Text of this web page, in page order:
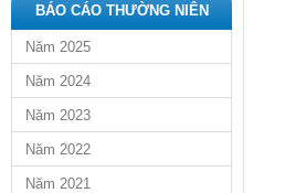
BÁO CÁO THƯỜNG NIÊN
Năm 2025
Năm 2024
Năm 2023
Năm 2022
Năm 2021